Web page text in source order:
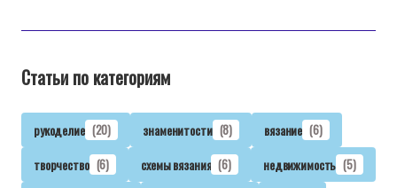
Статьи по категориям
рукоделие (20) знаменитости (8) вязание (6)
творчество (6) схемы вязания (6) недвижимость (5)